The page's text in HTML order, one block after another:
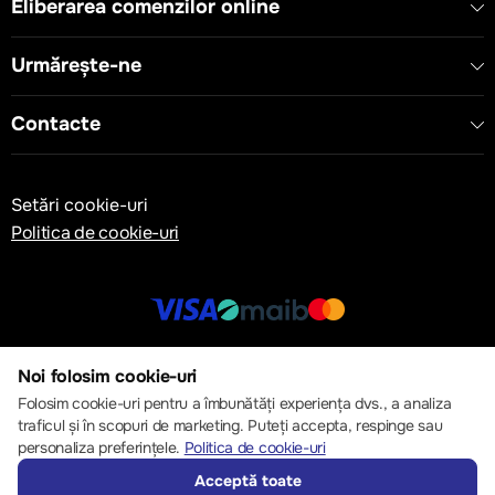
- Test Voltage (AC): 4000 VAC
- Insulation: PVC
- Filler: PE
- Minimum Bending Radius: 12 x D mm
- Temperature Range: 70 °C
- Short Circuit Temperature: 160 °C
- Standard: TS IEC 60502-1
Eliberarea comenzilor online
Urmărește-ne
Contacte
Setări cookie-uri
Politica de cookie-uri
© 2013 – 2026 ECOM
Noi folosim cookie-uri
Folosim cookie-uri pentru a îmbunătăți experiența dvs., a analiza
traficul și în scopuri de marketing. Puteți accepta, respinge sau
personaliza preferințele. Politica de cookie-uri
Acceptă toate